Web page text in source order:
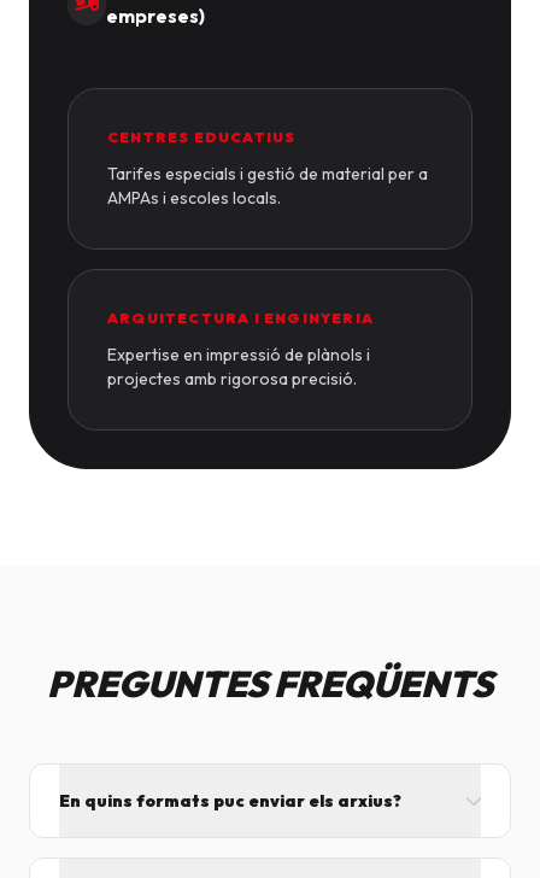
empreses)
CENTRES EDUCATIUS
Tarifes especials i gestió de material per a
AMPAs i escoles locals.
ARQUITECTURA I ENGINYERIA
Expertise en impressió de plànols i
projectes amb rigorosa precisió.
PREGUNTES FREQÜENTS
En quins formats puc enviar els arxius?